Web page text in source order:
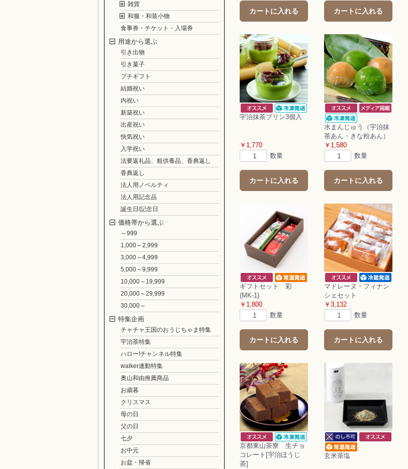
雑貨
和服・和装小物
食事券・チケット・入場券
用途から選ぶ
引き出物
引き菓子
プチギフト
結婚祝い
内祝い
新築祝い
出産祝い
快気祝い
入学祝い
法要返礼品、粗供養品、香典返し
香典返し
法人用ノベルティ
法人用記念品
誕生日/記念日
価格帯から選ぶ
～999
1,000～2,999
3,000～4,999
5,000～9,999
10,000～19,999
20,000～29,999
30,000～
特集企画
チャチャ王国のおうじちゃま特集
宇治茶特集
ハロー!チャンネル特集
walker連動特集
奥山和由推薦商品
お歳暮
クリスマス
母の日
父の日
七夕
お中元
お盆・帰省
カートに入れる カートに入れる
宇治抹茶プリン3個入
￥1,770
数量
カートに入れる
水まんじゅう（宇治抹
茶あん・きな粉あん）
￥1,580
数量
カートに入れる
ギフトセット 彩
(MK-1)
￥1,800
数量
カートに入れる
マドレーヌ・フィナン
シェセット
￥3,132
数量
カートに入れる
京都東山茶寮 生チョ
コレート[宇治ほうじ
茶]
玄米茶塩